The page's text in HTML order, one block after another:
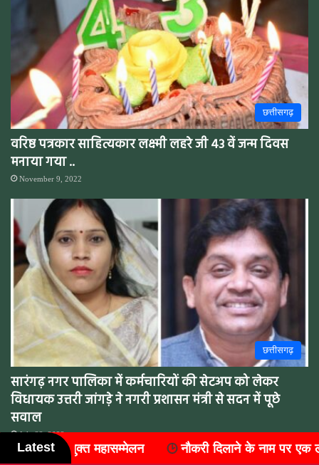
छत्तीसगढ़
वरिष्ठ पत्रकार साहित्यकार लक्ष्मी लहरे जी 43 वें जन्म दिवस
मनाया गया ..
November 9, 2022
छत्तीसगढ़
सारंगढ़ नगर पालिका में कर्मचारियों की सेटअप को लेकर
विधायक उत्तरी जांगड़े ने नगरी प्रशासन मंत्री से सदन में पूछे
सवाल
July 22, 2022
Latest
के नाम पर एक लाख की ठगी, एक साल से फरार आरोपी कोरबा से